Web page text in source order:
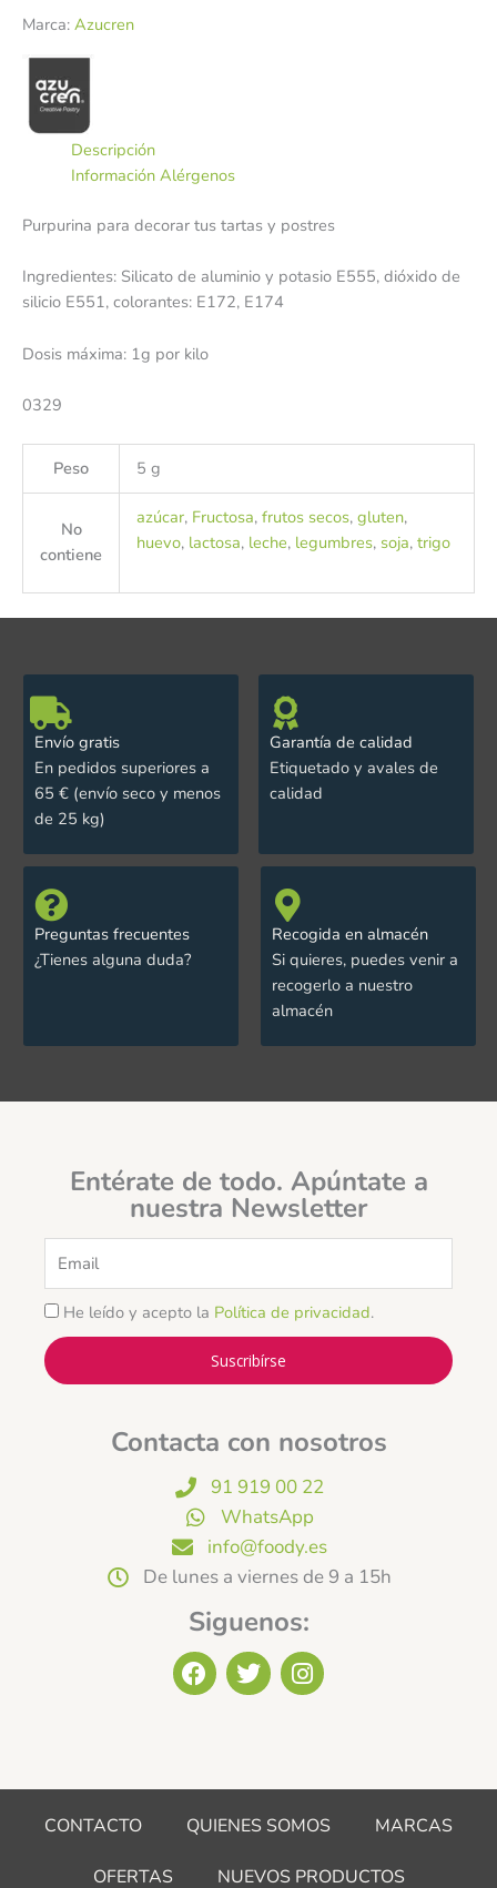
Marca: Azucren
Descripción
Información Alérgenos
Purpurina para decorar tus tartas y postres
Ingredientes: Silicato de aluminio y potasio E555, dióxido de
silicio E551, colorantes: E172, E174
Dosis máxima: 1g por kilo
0329
Peso 5 g
No
contiene
azúcar, Fructosa, frutos secos, gluten,
huevo, lactosa, leche, legumbres, soja, trigo
Envío gratis
En pedidos superiores a
65 € (envío seco y menos
de 25 kg)
Garantía de calidad
Etiquetado y avales de
calidad
Preguntas frecuentes
¿Tienes alguna duda?
Recogida en almacén
Si quieres, puedes venir a
recogerlo a nuestro
almacén
Entérate de todo. Apúntate a
nuestra Newsletter
He leído y acepto la Política de privacidad.
Suscribírse
Contacta con nosotros
91 919 00 22
WhatsApp
info@foody.es
De lunes a viernes de 9 a 15h
Siguenos:
F
a
o
k
T
w
e
I
n
g
a
CONTACTO QUIENES SOMOS MARCAS
OFERTAS NUEVOS PRODUCTOS